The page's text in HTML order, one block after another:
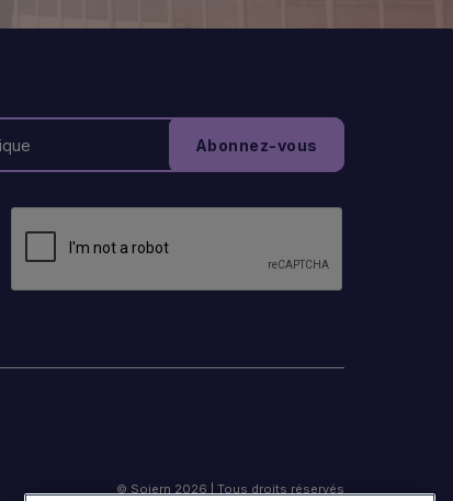
© Sojern 2026 | Tous droits réservés